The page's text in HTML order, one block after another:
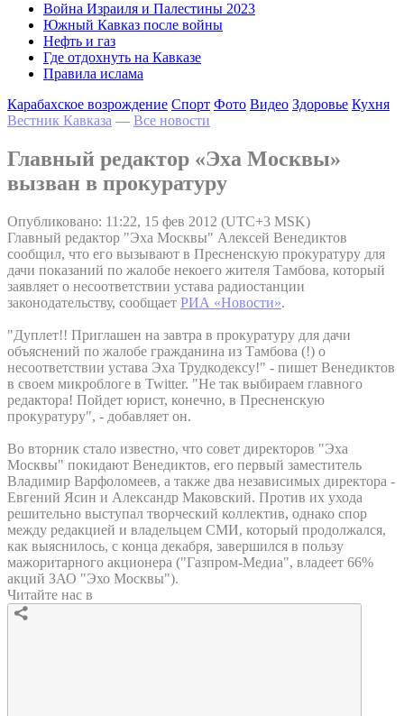
Война Израиля и Палестины 2023
Южный Кавказ после войны
Нефть и газ
Где отдохнуть на Кавказе
Правила ислама
Карабахское возрождение Спорт Фото Видео Здоровье Кухня
Вестник Кавказа — Все новости
Главный редактор «Эха Москвы»
вызван в прокуратуру
Опубликовано: 11:22, 15 фев 2012 (UTC+3 MSK)
Главный редактор "Эха Москвы" Алексей Венедиктов
сообщил, что его вызывают в Пресненскую прокуратуру для
дачи показаний по жалобе некоего жителя Тамбова, который
заявляет о несоответствии устава радиостанции
законодательству, сообщает РИА «Новости».
"Дуплет!! Приглашен на завтра в прокуратуру для дачи
объяснений по жалобе гражданина из Тамбова (!) о
несоответствии устава Эха Трудкодексу!" - пишет Венедиктов
в своем микроблоге в Twitter. "Не так выбираем главного
редактора! Пойдет юрист, конечно, в Пресненскую
прокуратуру", - добавляет он.
Во вторник стало известно, что совет директоров "Эха
Москвы" покидают Венедиктов, его первый заместитель
Владимир Варфоломеев, а также два независимых директора -
Евгений Ясин и Александр Маковский. Против их ухода
решительно выступал творческий коллектив, однако спор
между редакцией и владельцем СМИ, который продолжался,
как выяснилось, с конца декабря, завершился в пользу
мажоритарного акционера ("Газпром-Медиа", владеет 66%
акций ЗАО "Эхо Москвы").
Читайте нас в